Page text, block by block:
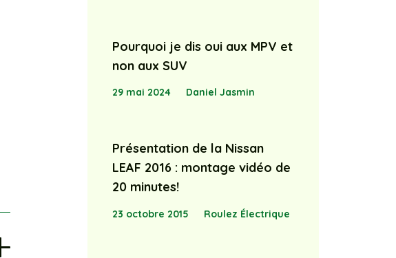
Pourquoi je dis oui aux MPV et
non aux SUV
29 mai 2024 Daniel Jasmin
Présentation de la Nissan
LEAF 2016 : montage vidéo de
20 minutes!
23 octobre 2015 Roulez Électrique